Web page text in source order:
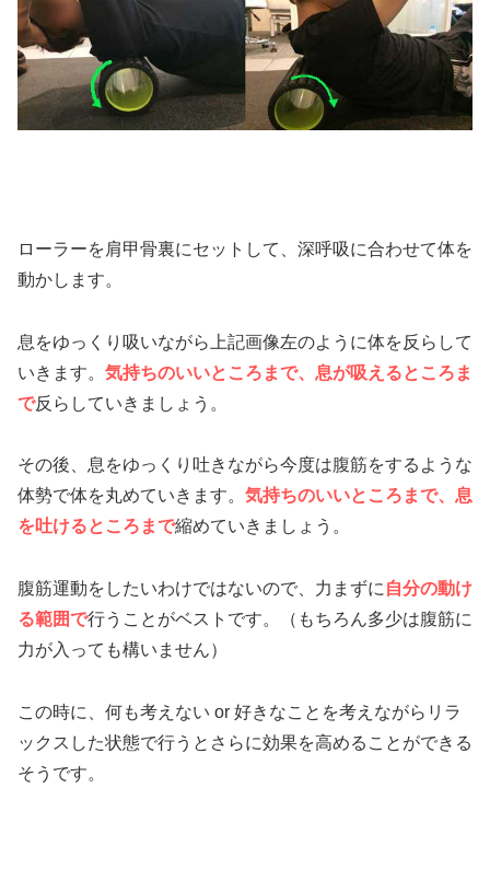
ローラーを肩甲骨裏にセットして、深呼吸に合わせて体を
動かします。
息をゆっくり吸いながら上記画像左のように体を反らして
いきます。 気持ちのいいところまで、息が吸えるところま
で反らしていきましょう。
その後、息をゆっくり吐きながら今度は腹筋をするような
体勢で体を丸めていきます。 気持ちのいいところまで、息
を吐けるところまで縮めていきましょう。
腹筋運動をしたいわけではないので、力まずに 自分の動け
る範囲で行うことがベストです。（もちろん多少は腹筋に
力が入っても構いません）
この時に、何も考えない or 好きなことを考えながらリラ
ックスした状態で行うとさらに効果を高めることができる
そうです。